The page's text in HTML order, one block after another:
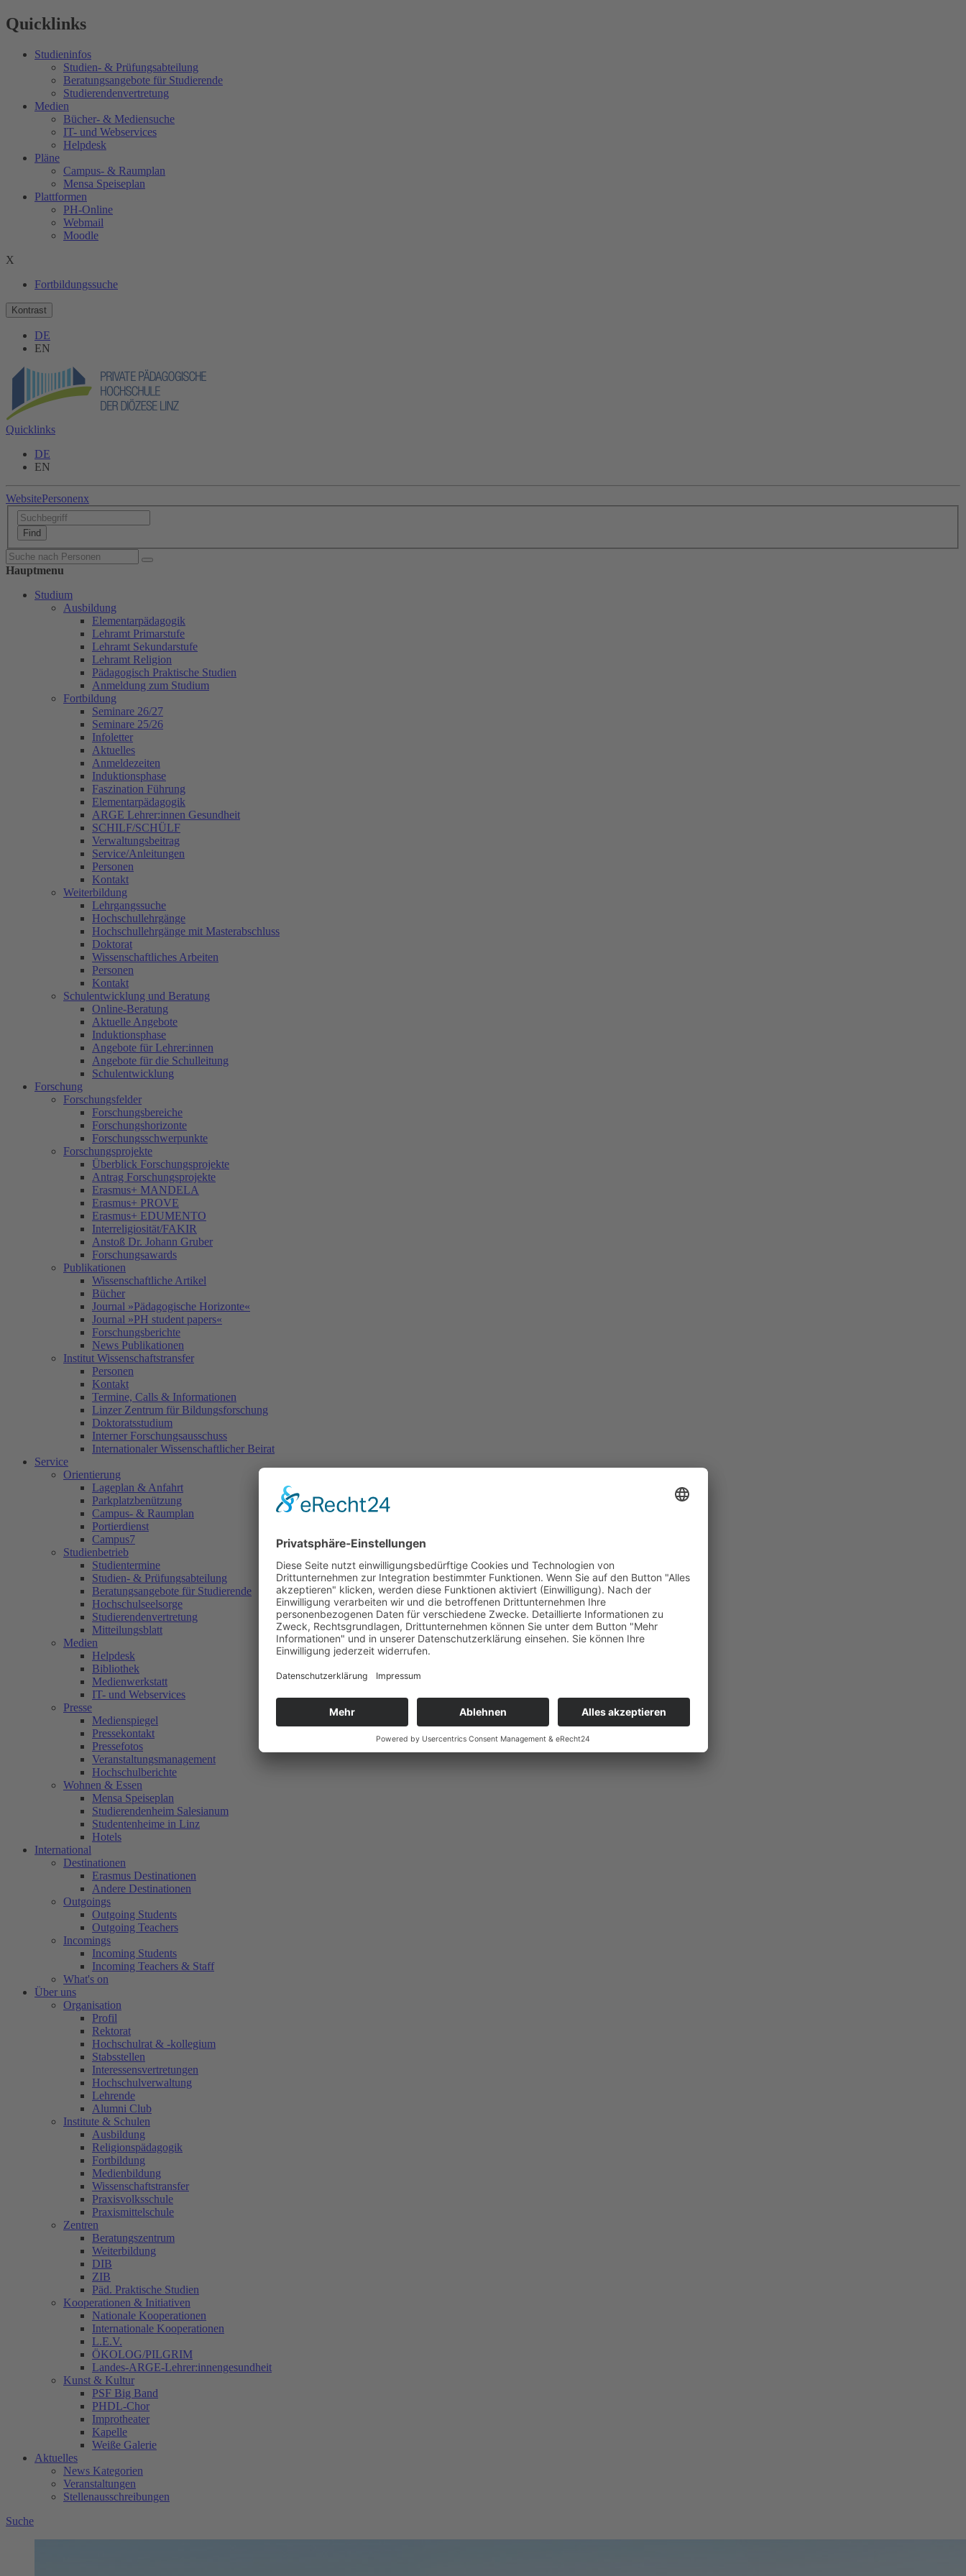
Quicklinks
Studieninfos
Studien- & Prüfungsabteilung
Beratungsangebote für Studierende
Studierendenvertretung
Medien
Bücher- & Mediensuche
IT- und Webservices
Helpdesk
Pläne
Campus- & Raumplan
Mensa Speiseplan
Plattformen
PH-Online
Webmail
Moodle
X
Fortbildungssuche
Kontrast
DE
EN
Quicklinks
DE
EN
WebsitePersonenx
Hauptmenu
Studium
Ausbildung
Elementarpädagogik
Lehramt Primarstufe
Lehramt Sekundarstufe
Lehramt Religion
Pädagogisch Praktische Studien
Anmeldung zum Studium
Fortbildung
Seminare 26/27
Seminare 25/26
Infoletter
Aktuelles
Anmeldezeiten
Induktionsphase
Faszination Führung
Elementarpädagogik
ARGE Lehrer:innen Gesundheit
SCHILF/SCHÜLF
Verwaltungsbeitrag
Service/Anleitungen
Personen
Kontakt
Weiterbildung
Lehrgangssuche
Hochschullehrgänge
Hochschullehrgänge mit Masterabschluss
Doktorat
Wissenschaftliches Arbeiten
Personen
Kontakt
Schulentwicklung und Beratung
Online-Beratung
Aktuelle Angebote
Induktionsphase
Angebote für Lehrer:innen
Angebote für die Schulleitung
Schulentwicklung
Forschung
Forschungsfelder
Forschungsbereiche
Forschungshorizonte
Forschungsschwerpunkte
Forschungsprojekte
Überblick Forschungsprojekte
Antrag Forschungsprojekte
Erasmus+ MANDELA
Erasmus+ PROVE
Erasmus+ EDUMENTO
Interreligiosität/FAKIR
Anstoß Dr. Johann Gruber
Forschungsawards
Publikationen
Wissenschaftliche Artikel
Bücher
Journal »Pädagogische Horizonte«
Journal »PH student papers«
Forschungsberichte
News Publikationen
Institut Wissenschaftstransfer
Personen
Kontakt
Termine, Calls & Informationen
Linzer Zentrum für Bildungsforschung
Doktoratsstudium
Interner Forschungsausschuss
Internationaler Wissenschaftlicher Beirat
Service
Orientierung
Lageplan & Anfahrt
Parkplatzbenützung
Campus- & Raumplan
Portierdienst
Campus7
Studienbetrieb
Studientermine
Studien- & Prüfungsabteilung
Beratungsangebote für Studierende
Hochschulseelsorge
Studierendenvertretung
Mitteilungsblatt
Medien
Helpdesk
Bibliothek
Medienwerkstatt
IT- und Webservices
Presse
Medienspiegel
Pressekontakt
Pressefotos
Veranstaltungsmanagement
Hochschulberichte
Wohnen & Essen
Mensa Speiseplan
Studierendenheim Salesianum
Studentenheime in Linz
Hotels
International
Destinationen
Erasmus Destinationen
Andere Destinationen
Outgoings
Outgoing Students
Outgoing Teachers
Incomings
Incoming Students
Incoming Teachers & Staff
What's on
Über uns
Organisation
Profil
Rektorat
Hochschulrat & -kollegium
Stabsstellen
Interessensvertretungen
Hochschulverwaltung
Lehrende
Alumni Club
Institute & Schulen
Ausbildung
Religionspädagogik
Fortbildung
Medienbildung
Wissenschaftstransfer
Praxisvolksschule
Praxismittelschule
Zentren
Beratungszentrum
Weiterbildung
DIB
ZIB
Päd. Praktische Studien
Kooperationen & Initiativen
Nationale Kooperationen
Internationale Kooperationen
L.E.V.
ÖKOLOG/PILGRIM
Landes-ARGE-Lehrer:innengesundheit
Kunst & Kultur
PSF Big Band
PHDL-Chor
Improtheater
Kapelle
Weiße Galerie
Aktuelles
News Kategorien
Veranstaltungen
Stellenausschreibungen
Suche